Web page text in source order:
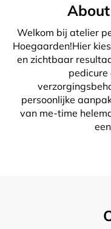
Welkom bij atelier
Hoegaarden!Hier
en zichtbaar
pedicure
persoonlijke
van me-time